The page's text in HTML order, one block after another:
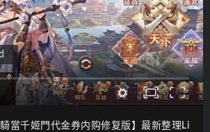
當千姬門代金券内购修复版】最新整理Li